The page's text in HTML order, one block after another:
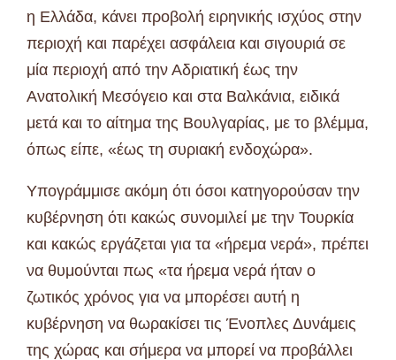
η Ελλάδα, κάνει προβολή ειρηνικής ισχύος στην
περιοχή και παρέχει ασφάλεια και σιγουριά σε
μία περιοχή από την Αδριατική έως την
Ανατολική Μεσόγειο και στα Βαλκάνια, ειδικά
μετά και το αίτημα της Βουλγαρίας, με το βλέμμα,
όπως είπε, «έως τη συριακή ενδοχώρα».
Υπογράμμισε ακόμη ότι όσοι κατηγορούσαν την
κυβέρνηση ότι κακώς συνομιλεί με την Τουρκία
και κακώς εργάζεται για τα «ήρεμα νερά», πρέπει
να θυμούνται πως «τα ήρεμα νερά ήταν ο
ζωτικός χρόνος για να μπορέσει αυτή η
κυβέρνηση να θωρακίσει τις Ένοπλες Δυνάμεις
της χώρας και σήμερα να μπορεί να προβάλλει